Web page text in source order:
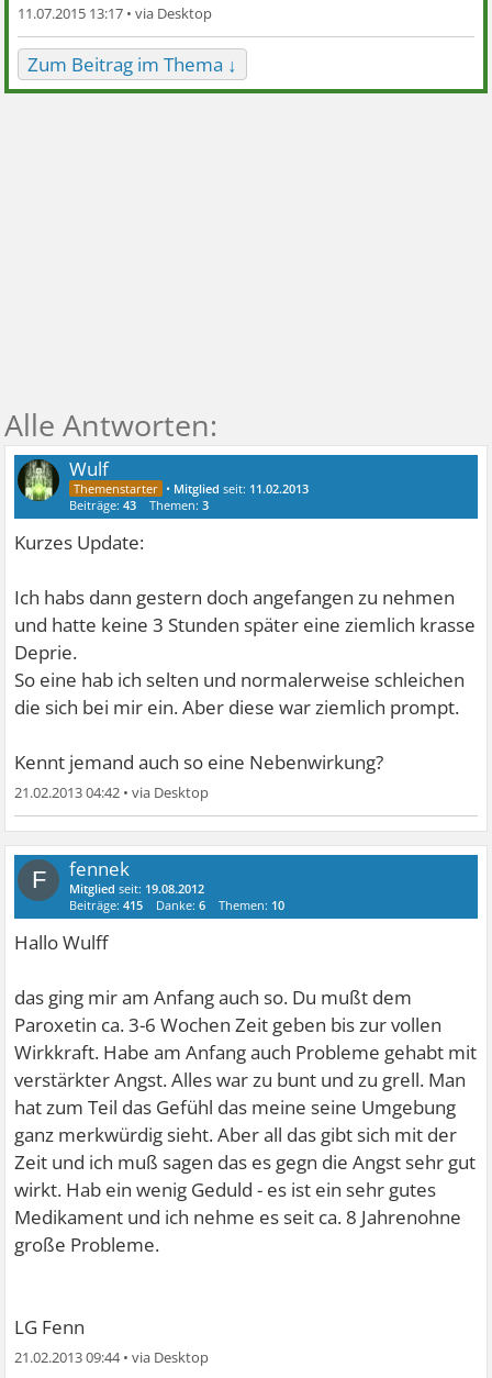
11.07.2015 13:17 •
Zum Beitrag im Thema ↓
Wulf
• Mitglied seit: 11.02.2013
Beiträge:43 Themen:3
Kurzes Update:
Ich habs dann gestern doch angefangen zu nehmen
und hatte keine 3 Stunden später eine ziemlich krasse
Deprie.
So eine hab ich selten und normalerweise schleichen
die sich bei mir ein. Aber diese war ziemlich prompt.
Kennt jemand auch so eine Nebenwirkung?
21.02.2013 04:42 •
F fennek
Mitglied seit: 19.08.2012
Beiträge:415 Danke:6 Themen: 10
Hallo Wulff
das ging mir am Anfang auch so. Du mußt dem
Paroxetin ca. 3-6 Wochen Zeit geben bis zur vollen
Wirkkraft. Habe am Anfang auch Probleme gehabt mit
verstärkter Angst. Alles war zu bunt und zu grell. Man
hat zum Teil das Gefühl das meine seine Umgebung
ganz merkwürdig sieht. Aber all das gibt sich mit der
Zeit und ich muß sagen das es gegn die Angst sehr gut
wirkt. Hab ein wenig Geduld - es ist ein sehr gutes
Medikament und ich nehme es seit ca. 8 Jahrenohne
große Probleme.
LG Fenn
21.02.2013 09:44•